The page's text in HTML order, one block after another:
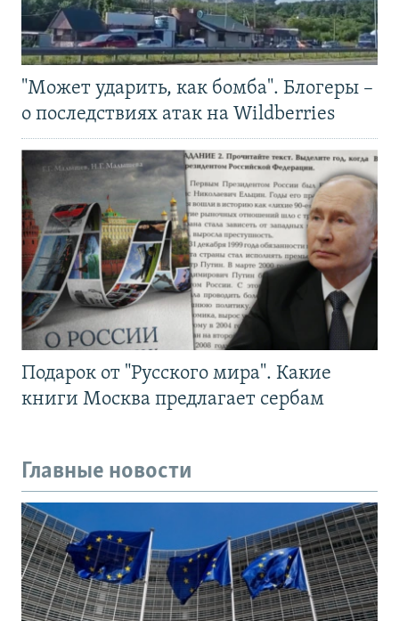
"Может ударить, как бомба". Блогеры –
о последствиях атак на Wildberries
Подарок от "Русского мира". Какие
книги Москва предлагает сербам
Главные новости